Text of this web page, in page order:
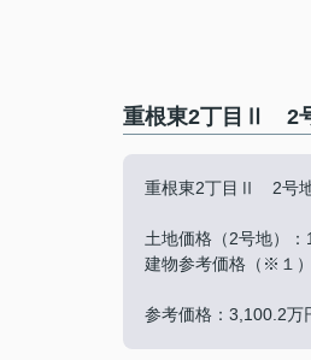
重根東2丁目Ⅱ 2
重根東2丁目Ⅱ 2号
土地価格（2号地）
建物参考価格（※１
参考価格：3,100.2万